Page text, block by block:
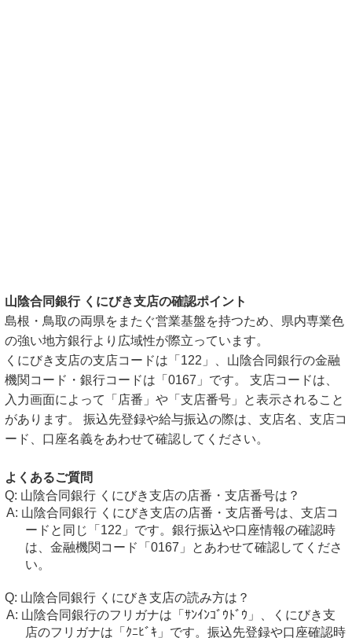
山陰合同銀行 くにびき支店の確認ポイント
島根・鳥取の両県をまたぐ営業基盤を持つため、県内専業色
の強い地方銀行より広域性が際立っています。
くにびき支店の支店コードは「122」、山陰合同銀行の金融
機関コード・銀行コードは「0167」です。 支店コードは、
入力画面によって「店番」や「支店番号」と表示されること
があります。 振込先登録や給与振込の際は、支店名、支店コ
ード、口座名義をあわせて確認してください。
よくあるご質問
山陰合同銀行 くにびき支店の店番・支店番号は？
山陰合同銀行 くにびき支店の店番・支店番号は、支店コ
ードと同じ「122」です。銀行振込や口座情報の確認時
は、金融機関コード「0167」とあわせて確認してくださ
い。
山陰合同銀行 くにびき支店の読み方は？
山陰合同銀行のフリガナは「ｻﾝｲﾝｺﾞｳﾄﾞｳ」、くにびき支
店のフリガナは「ｸﾆﾋﾞｷ」です。振込先登録や口座確認時